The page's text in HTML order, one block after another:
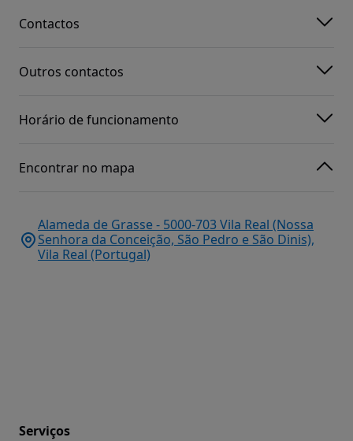
Contactos
Outros contactos
Horário de funcionamento
Encontrar no mapa
Alameda de Grasse - 5000-703 Vila Real (Nossa
Senhora da Conceição, São Pedro e São Dinis),
Vila Real (Portugal)
Serviços